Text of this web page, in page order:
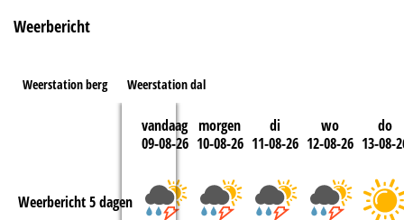
Weerbericht
Weerstation berg Weerstation dal
vandaag
09-08-26
morgen
10-08-26
di
11-08-26
wo
12-08-26
do
13-08-
Weerbericht 5 dagen